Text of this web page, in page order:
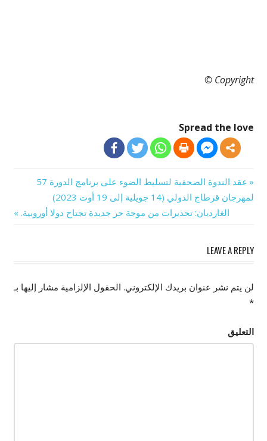
Copyright ©
Spread the love
تصفّح
المقالات
Previous
Post:
عقد الندوة الصحفية لتسليط الضوء على برنامج الدورة 57
لمهرجان قرطاج الدولي (14 جويلية إلى 19 أوت 2023)
Next
الغارديان: تحذيرات من موجة حر جديدة تجتاح دولا أوروبية.
LEAVE A REPLY
لن يتم نشر عنوان بريدك الإلكتروني. الحقول الإلزامية مشار إليها بـ
*
التعليق